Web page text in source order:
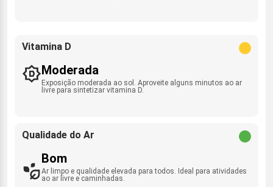
Vitamina D
Moderada
Exposição moderada ao sol. Aproveite alguns minutos ao ar
livre para sintetizar vitamina D.
Qualidade do Ar
Bom
Ar limpo e qualidade elevada para todos. Ideal para atividades
ao ar livre e caminhadas.